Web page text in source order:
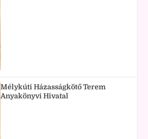
Mélykúti Házasságkötő Terem
Anyakönyvi Hivatal